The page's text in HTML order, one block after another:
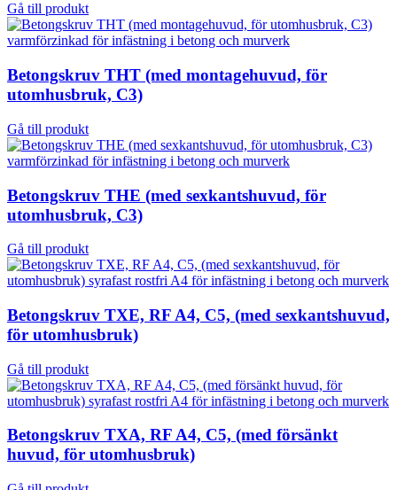
Gå till produkt
Betongskruv THT (med montagehuvud, för
utomhusbruk, C3)
Gå till produkt
Betongskruv THE (med sexkantshuvud, för
utomhusbruk, C3)
Gå till produkt
Betongskruv TXE, RF A4, C5, (med sexkantshuvud,
för utomhusbruk)
Gå till produkt
Betongskruv TXA, RF A4, C5, (med försänkt
huvud, för utomhusbruk)